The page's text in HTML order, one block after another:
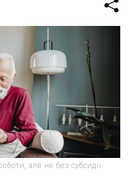
але не без субсидії